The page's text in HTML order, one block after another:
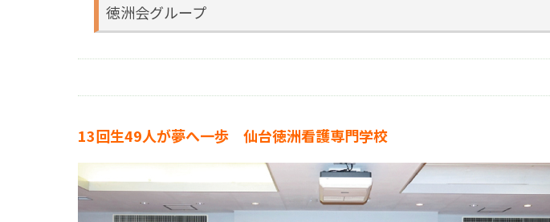
徳洲会グループ
13回生49人が夢へ一歩 仙台徳洲看護専門学校